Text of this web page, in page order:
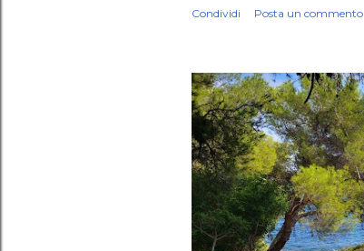
Condividi Posta un commento